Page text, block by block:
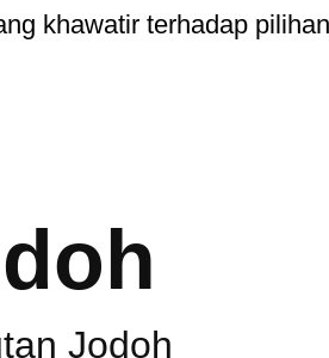
khawatir terhadap pilihan
Jodoh